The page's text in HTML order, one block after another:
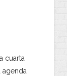
la cuarta